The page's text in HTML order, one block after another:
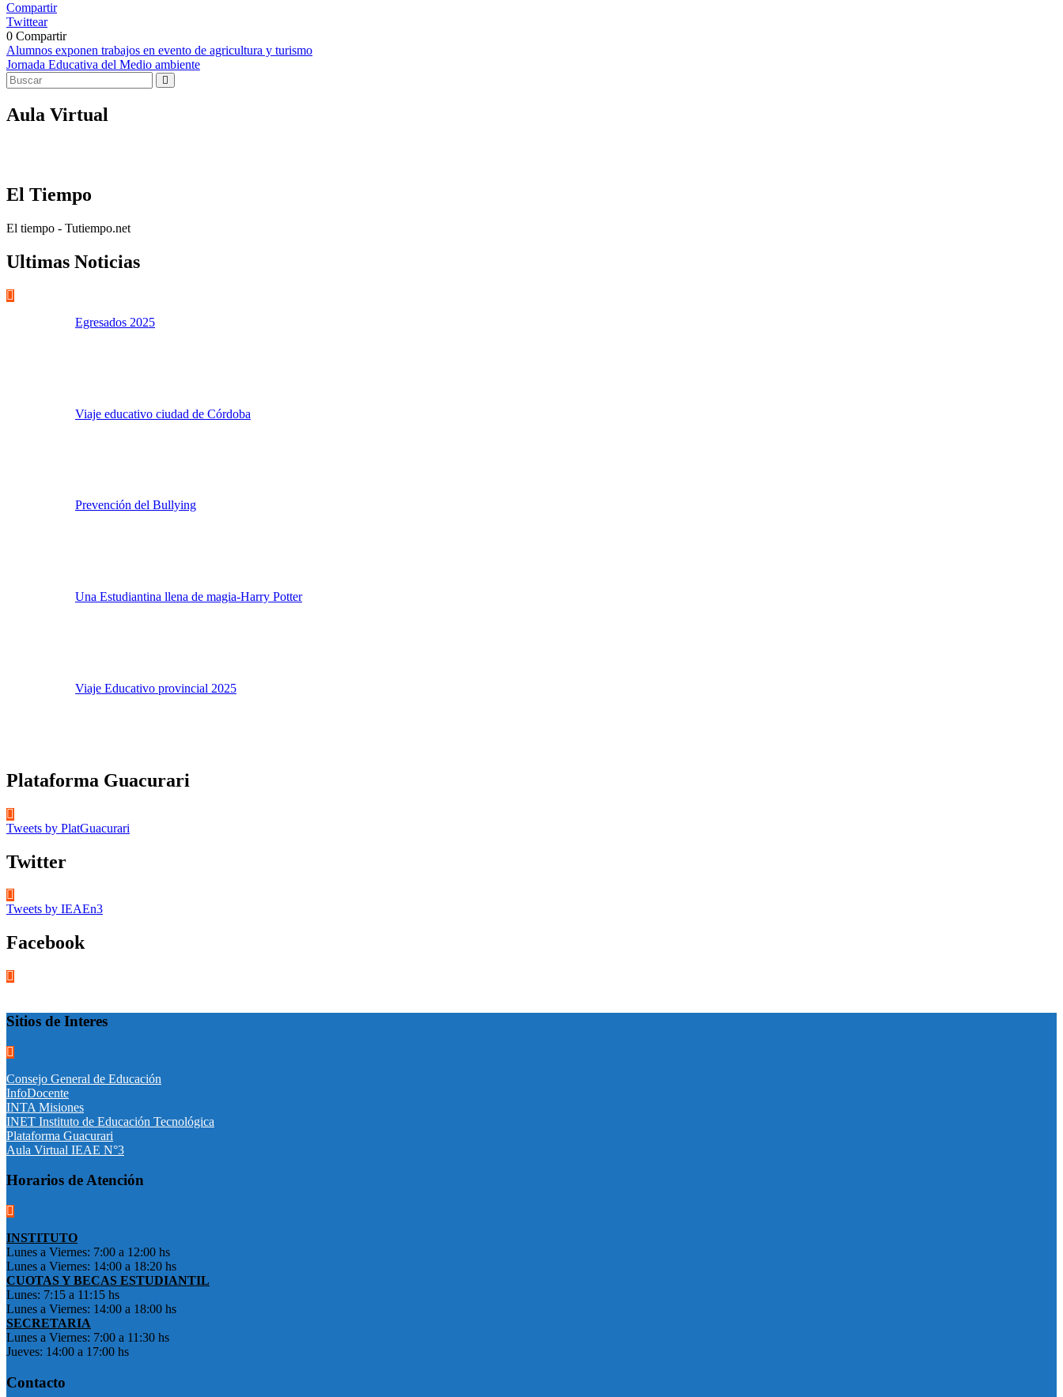
Compartir
Twittear
0 Compartir
Navegación
de
Alumnos exponen trabajos en evento de agricultura y turismo
Jornada Educativa del Medio ambiente
Aula Virtual
El Tiempo
El tiempo - Tutiempo.net
Ultimas Noticias
Egresados 2025
Viaje educativo ciudad de Córdoba
Prevención del Bullying
Una Estudiantina llena de magia-Harry Potter
Viaje Educativo provincial 2025
Plataforma Guacurari
Tweets by PlatGuacurari
Twitter
Tweets by IEAEn3
Facebook
Sitios de Interes
Consejo General de Educación
InfoDocente
INTA Misiones
INET Instituto de Educación Tecnológica
Plataforma Guacurari
Aula Virtual IEAE N°3
Horarios de Atención
INSTITUTO
Lunes a Viernes: 7:00 a 12:00 hs
Lunes a Viernes: 14:00 a 18:20 hs
CUOTAS Y BECAS ESTUDIANTIL
Lunes: 7:15 a 11:15 hs
Lunes a Viernes: 14:00 a 18:00 hs
SECRETARIA
Lunes a Viernes: 7:00 a 11:30 hs
Jueves: 14:00 a 17:00 hs
Contacto